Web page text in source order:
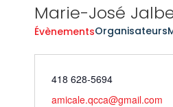
Marie-José
ÉvènementsOrganisateurs
418 628-5694
amicale.qcca@gmail.com